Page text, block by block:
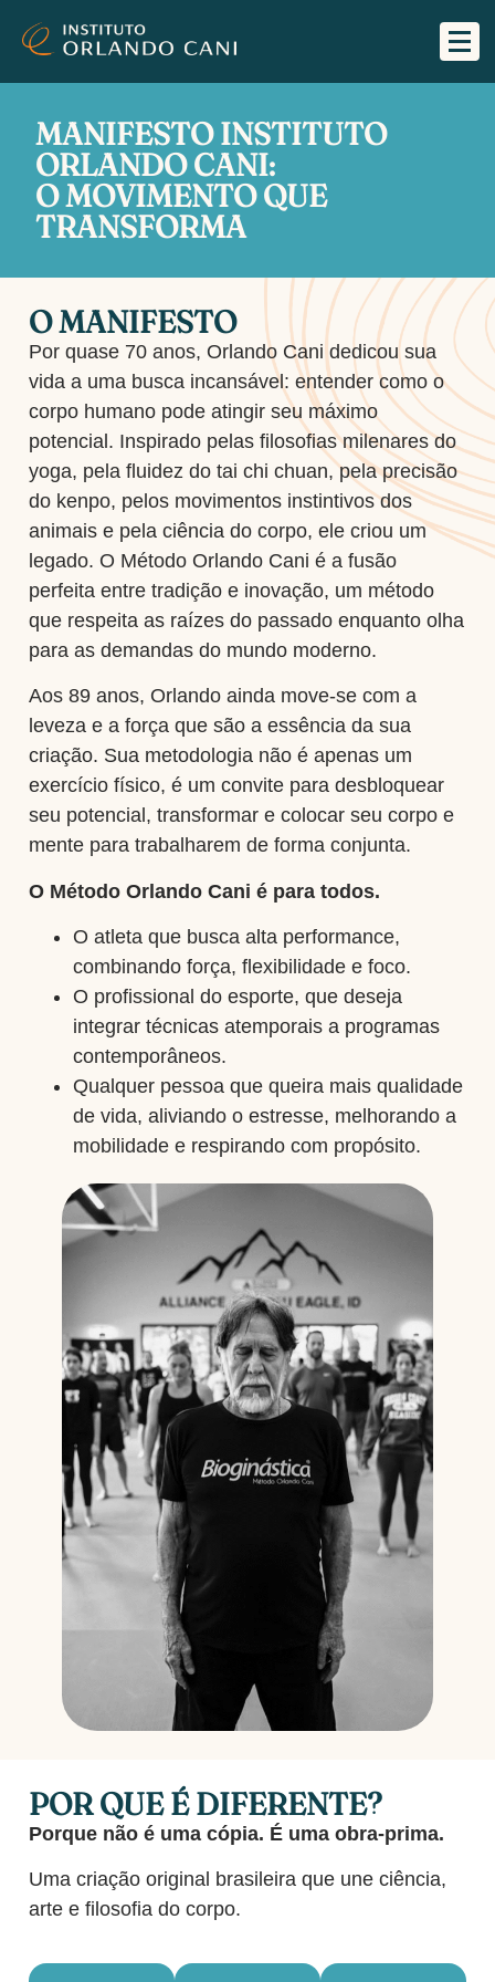
MANIFESTO INSTITUTO
ORLANDO CANI:
O MOVIMENTO QUE
TRANSFORMA
O MANIFESTO
Por quase 70 anos, Orlando Cani dedicou sua
vida a uma busca incansável: entender como o
corpo humano pode atingir seu máximo
potencial. Inspirado pelas filosofias milenares do
yoga, pela fluidez do tai chi chuan, pela precisão
do kenpo, pelos movimentos instintivos dos
animais e pela ciência do corpo, ele criou um
legado. O Método Orlando Cani é a fusão
perfeita entre tradição e inovação, um método
que respeita as raízes do passado enquanto olha
para as demandas do mundo moderno.
Aos 89 anos, Orlando ainda move-se com a
leveza e a força que são a essência da sua
criação. Sua metodologia não é apenas um
exercício físico, é um convite para desbloquear
seu potencial, transformar e colocar seu corpo e
mente para trabalharem de forma conjunta.
O Método Orlando Cani é para todos.
O atleta que busca alta performance,
combinando força, flexibilidade e foco.
O profissional do esporte, que deseja
integrar técnicas atemporais a programas
contemporâneos.
Qualquer pessoa que queira mais qualidade
de vida, aliviando o estresse, melhorando a
mobilidade e respirando com propósito.
POR QUE É DIFERENTE?
Porque não é uma cópia. É uma obra-prima.
Uma criação original brasileira que une ciência,
arte e filosofia do corpo.